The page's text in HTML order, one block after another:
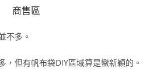
商售區
不多。
，但有帆布袋DIY區域算是蠻新穎的。